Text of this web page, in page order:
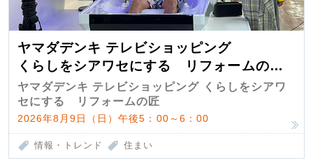
ヤマダデンキ テレビショッピング
くらしをシアワセにする リフォームの
匠 第7弾
ヤマダデンキ テレビショッピング くらしをシアワ
セにする リフォームの匠
2026年8月9日（日）午後5：00～6：00
情報・トレンド 住まい